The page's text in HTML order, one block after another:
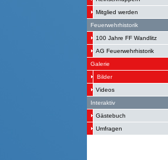
Mitglied werden
Feuerwehrhistorik
100 Jahre FF Wandlitz
AG Feuerwehrhistorik
Galerie
Bilder
Videos
Interaktiv
Gästebuch
Umfragen